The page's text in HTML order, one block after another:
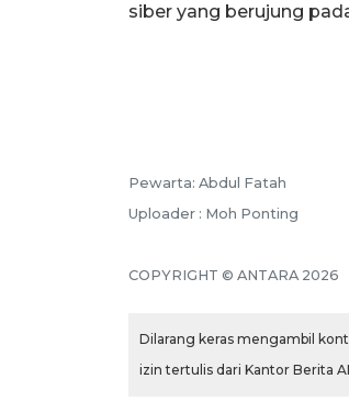
siber yang berujung
Pewarta: Abdul Fatah
Uploader : Moh Ponting
COPYRIGHT © ANTARA 2026
Dilarang keras mengambil
izin tertulis dari Kantor Berita